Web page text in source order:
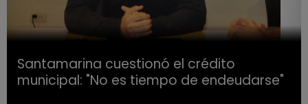
Santamarina cuestionó el crédito
municipal: "No es tiempo de endeudarse"